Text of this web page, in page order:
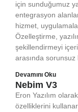
için sunduğumuz
entegrasyon
hizmet,
Özelleştirme,
şekillendirmeyi
arasında sorunsuz
Devamını Oku
Nebim V3
Eron Yazılım
özelliklerini